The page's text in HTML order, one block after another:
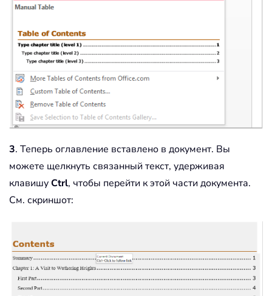
3. Теперь оглавление вставлено в документ. Вы
можете щелкнуть связанный текст, удерживая
клавишуCtrl, чтобы перейти к этой части документа.
См. скриншот: